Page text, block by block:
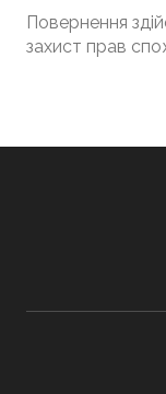
Повернення
захист прав